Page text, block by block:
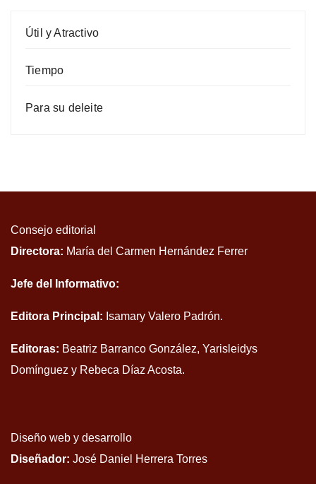
Útil y Atractivo
Tiempo
Para su deleite
Consejo editorial
Directora: María del Carmen Hernández Ferrer
Jefe del Informativo:
Editora Principal: Isamary Valero Padrón.
Editoras: Beatriz Barranco González, Yarisleidys
Domínguez y Rebeca Díaz Acosta.
Diseño web y desarrollo
Diseñador: José Daniel Herrera Torres